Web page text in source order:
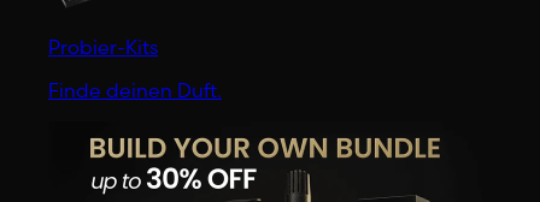
Probier-Kits
Finde deinen Duft.